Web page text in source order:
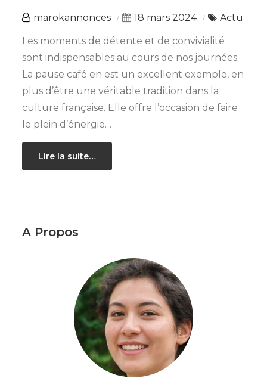
marokannonces 18 mars 2024 Actu
Les moments de détente et de convivialité
sont indispensables au cours de nos journées.
La pause café en est un excellent exemple, en
plus d’être une véritable tradition dans la
culture française. Elle offre l’occasion de faire
le plein d’énergie…
Lire la suite…
A Propos